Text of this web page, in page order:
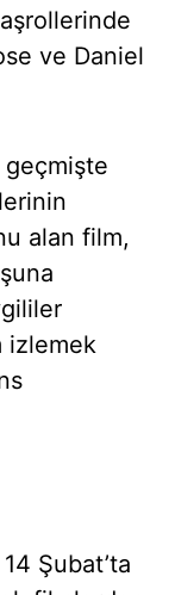
ve Daniel
geçmişte
alan film,
izlemek
Şubat’ta